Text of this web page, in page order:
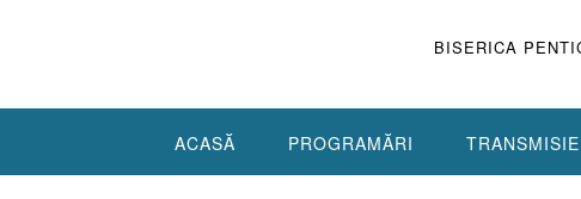
BISERICA
ACASĂ PROGRAMĂRI